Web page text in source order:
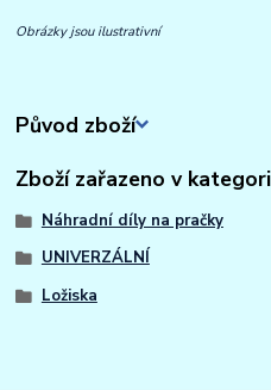
Obrázky jsou ilustrativní
Původ zboží
Zboží zařazeno v
Náhradní díly na pračky
UNIVERZÁLNÍ
Ložiska